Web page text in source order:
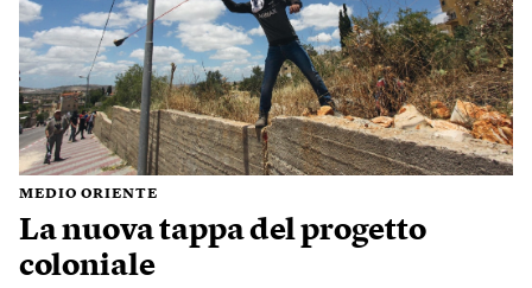
MEDIO ORIENTE
La nuova tappa del progetto
coloniale